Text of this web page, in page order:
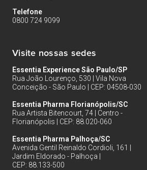
Telefone
0800 724 9099
Visite nossas sedes
Essentia Experience São Paulo/SP
Rua João Lourenço, 530 | Vila Nova
Conceição - São Paulo | CEP: 04508-030
Essentia Pharma Florianópolis/SC
Rua Artista Bitencourt, 74 | Centro -
Florianópolis | CEP: 88.020-060
Essentia Pharma Palhoça/SC
Avenida Gentil Reinaldo Cordioli, 161 |
Jardim Eldorado - Palhoça |
CEP: 88.133-500